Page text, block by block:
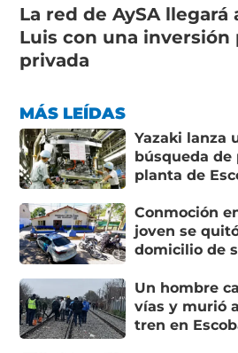
La red de AySA llegará
Luis con una inversión
privada
MÁS LEÍDAS
Yazaki lanza
búsqueda de
planta de
Conmoción
joven se
domicilio de
Un hombre
vías y murió
tren en